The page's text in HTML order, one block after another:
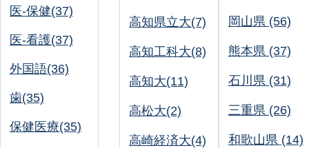
医-保健(37)
医-看護(37)
外国語(36)
歯(35)
保健医療(35)
高知県立大(7)
高知工科大(8)
高知大(11)
高松大(2)
高崎経済大(4)
岡山県 (56)
熊本県 (37)
石川県 (31)
三重県 (26)
和歌山県 (14)